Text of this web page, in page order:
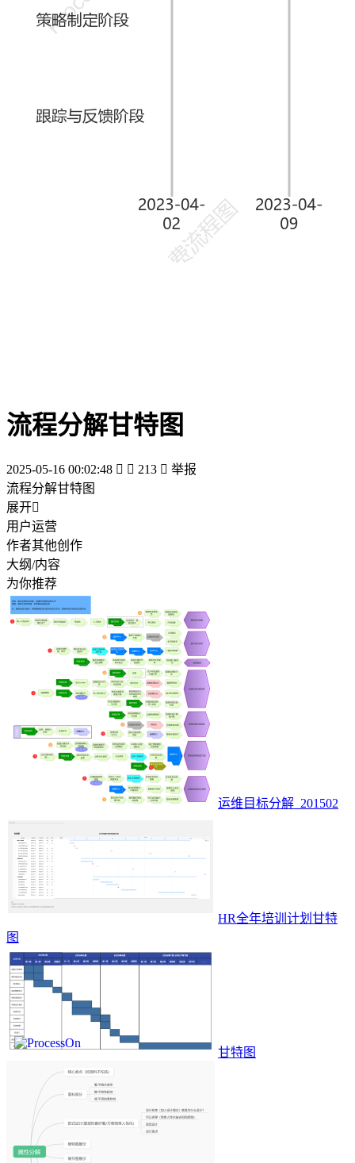
流程分解甘特图
2025-05-16 00:02:48   213  举报
流程分解甘特图
展开
用户运营
作者其他创作
大纲/内容
为你推荐
运维目标分解_201502
HR全年培训计划甘特
图
甘特图